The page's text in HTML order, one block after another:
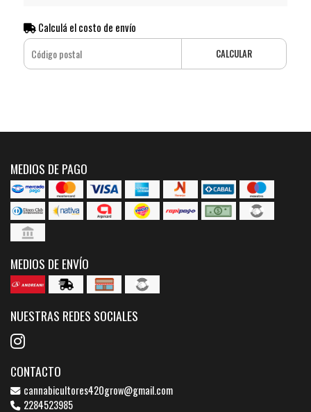
Calculá el costo de envío
CALCULAR
MEDIOS DE PAGO
MEDIOS DE ENVÍO
NUESTRAS REDES SOCIALES
CONTACTO
cannabicultores420grow@gmail.com
2284523985